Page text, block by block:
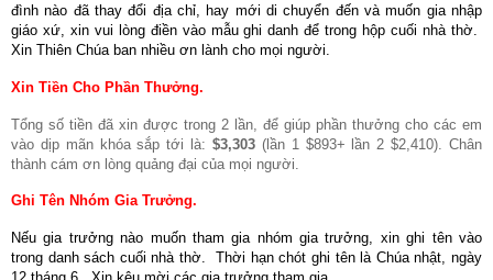
đình nào đã thay đổi địa chỉ, hay mới di chuyển đến và muốn gia nhập
giáo xứ, xin vui lòng điền vào mẫu ghi danh để trong hộp cuối nhà thờ.
Xin Thiên Chúa ban nhiều ơn lành cho mọi người.
Xin Tiền Cho Phần Thưởng.
Tổng số tiền đã xin được trong 2 lần, để giúp phần thưởng cho các em
vào dịp mãn khóa sắp tới là: $3,303 (lần 1 $893+ lần 2 $2,410). Chân
thành cám ơn lòng quảng đại của mọi người.
Ghi Tên Nhóm Gia Trưởng.
Nếu gia trưởng nào muốn tham gia nhóm gia trưởng, xin ghi tên vào
trong danh sách cuối nhà thờ.
Thời hạn chót ghi tên là Chúa nhật, ngày